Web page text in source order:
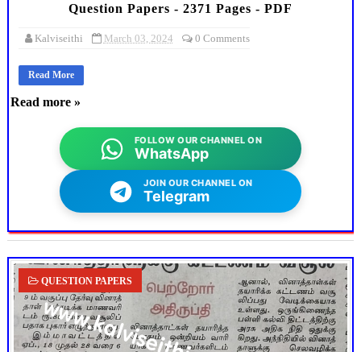
Question Papers - 2371 Pages - PDF
Kalviseithi March 03, 2024 0 Comments
Read More
Read more »
FOLLOW OUR CHANNEL ON
WhatsApp
JOIN OUR CHANNEL ON
Telegram
QUESTION PAPERS